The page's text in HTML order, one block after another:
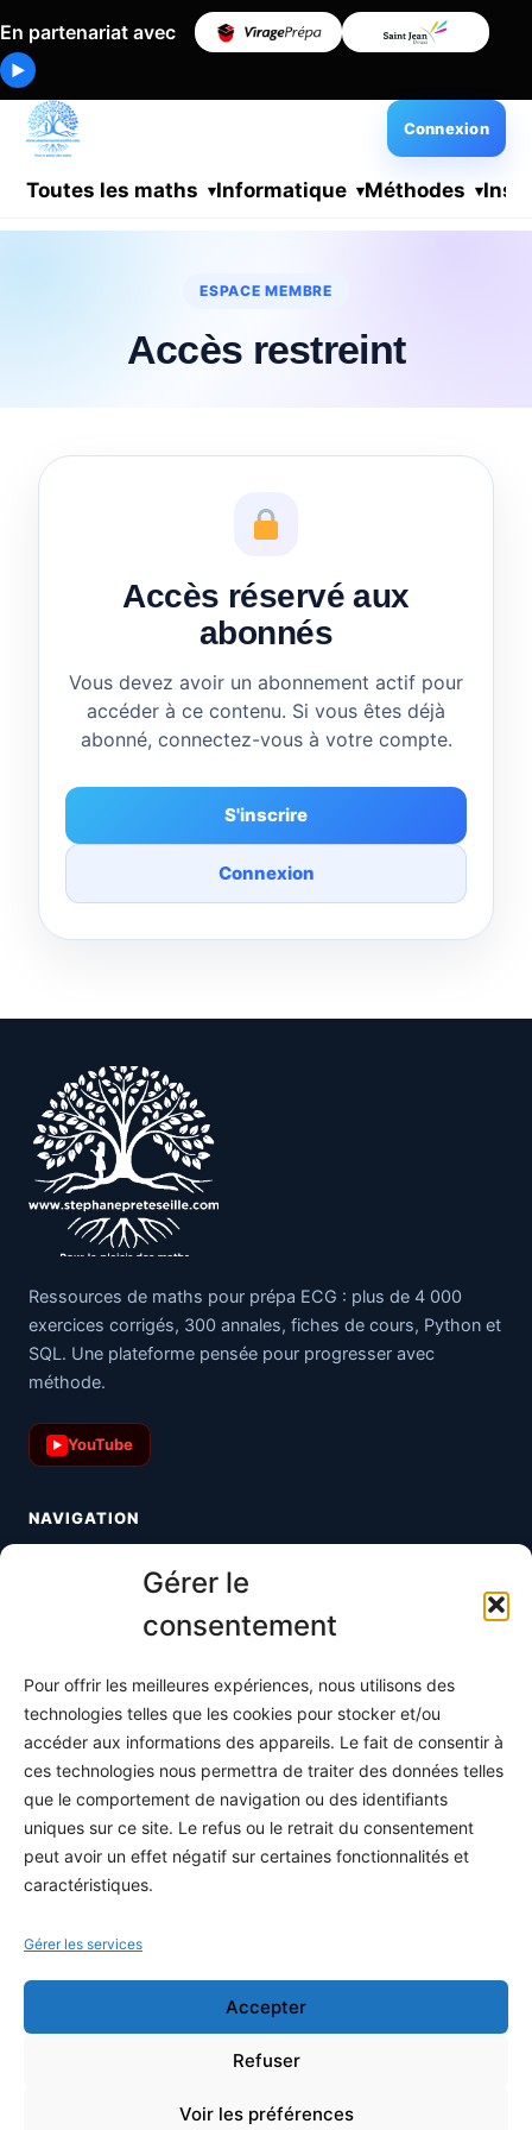
Gérer le
consentement
Pour offrir les meilleures expériences, nous utilisons des
technologies telles que les cookies pour stocker et/ou
accéder aux informations des appareils. Le fait de consentir à
ces technologies nous permettra de traiter des données telles
que le comportement de navigation ou des identifiants
uniques sur ce site. Le refus ou le retrait du consentement
peut avoir un effet négatif sur certaines fonctionnalités et
caractéristiques.
Gérer les services
Accepter
Refuser
Voir les préférences
En partenariat avec
▶
Toutes les maths Informatique Méthodes
Connexion
ESPACE MEMBRE
Accès restreint
Accès réservé aux
abonnés
Vous devez avoir un abonnement actif pour
accéder à ce contenu. Si vous êtes déjà
abonné, connectez-vous à votre compte.
S'inscrire
Connexion
Ressources de maths pour prépa ECG : plus de 4 000
exercices corrigés, 300 annales, fiches de cours, Python et
SQL. Une plateforme pensée pour progresser avec
méthode.
▶ YouTube
NAVIGATION
Toutes les maths
S'abonner
À propos
Contact / Support
Mes publications
INFORMATIONS LÉGALES
Conditions générales de vente